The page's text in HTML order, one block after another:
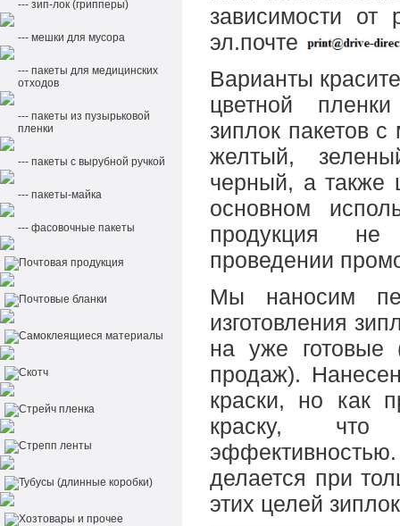
--- зип-лок (грипперы)
--- мешки для мусора
--- пакеты для медицинских
отходов
--- пакеты из пузырьковой
пленки
--- пакеты с вырубной ручкой
--- пакеты-майка
--- фасовочные пакеты
Почтовая продукция
Почтовые бланки
Самоклеящиеся материалы
Скотч
Стрейч пленка
Стрепп ленты
Тубусы (длинные коробки)
Хозтовары и прочее
зависимости от
эл.почте
Варианты
цветной
зиплок пакетов
желтый,
черный, а также
основном
продукция не
проведении
Мы наносим
изготовления
на уже готовые
продаж).
краски, но как
краску, что
делается при
этих целей